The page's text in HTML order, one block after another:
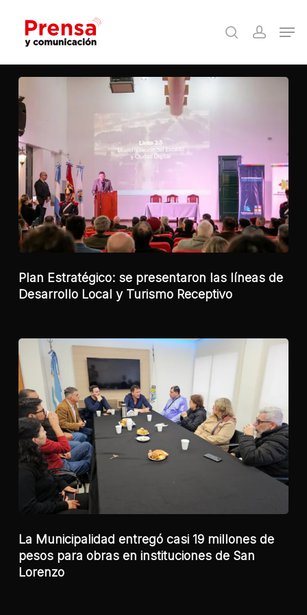
main
content
search
Plan Estratégico: se presentaron las líneas de
Desarrollo Local y Turismo Receptivo
La Municipalidad entregó casi 19 millones de
pesos para obras en instituciones de San
Lorenzo
Menu